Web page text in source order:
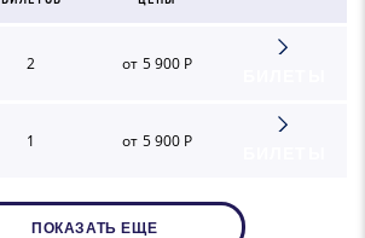
2 от 5 900 Р
1 от 5 900 Р
ПОКАЗАТЬ ЕЩЕ